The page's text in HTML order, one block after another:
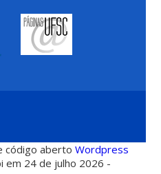
código abertoWordpress
em 24 de julho 2026 -